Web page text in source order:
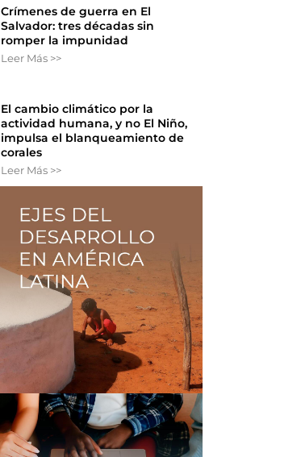
Crímenes de guerra en El
Salvador: tres décadas sin
romper la impunidad
Leer Más >>
El cambio climático por la
actividad humana, y no El Niño,
impulsa el blanqueamiento de
corales
Leer Más >>